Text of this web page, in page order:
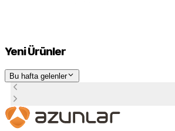
Yeni Ürünler
Bu hafta gelenler